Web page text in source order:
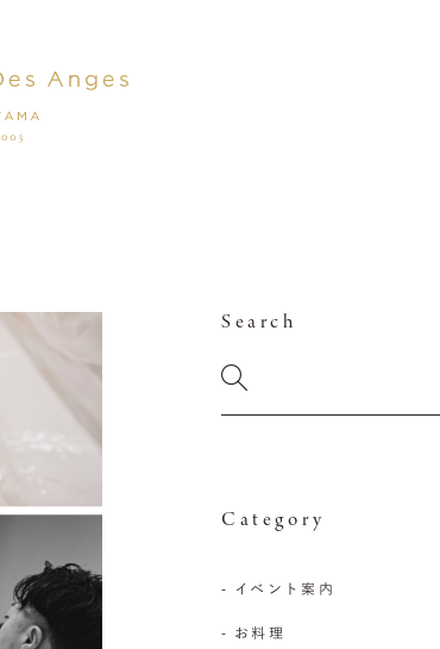
Search
Category
- イベント案内
- お料理